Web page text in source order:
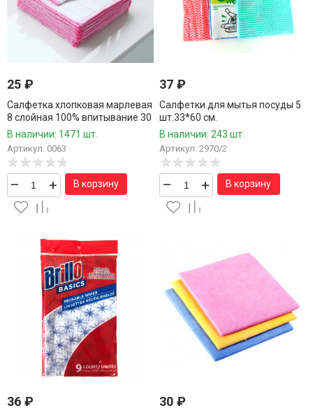
25 ₽
Салфетка хлопковая марлевая
8 слойная 100% впитывание 30
см.1 шт./800 шт.коробка/
В наличии: 1471 шт.
Артикул: 0063
– + В корзину
37₽
Салфетки для мытья посуды 5
шт.33*60 см.
В наличии: 243 шт.
Артикул: 2970/2
– + В корзину
36 ₽ 30₽